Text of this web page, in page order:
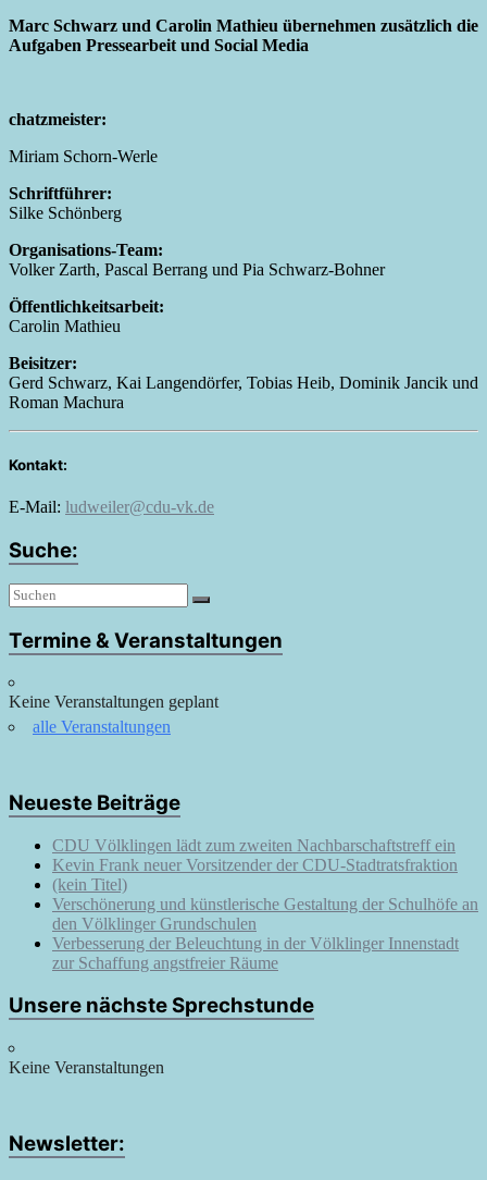
Marc Schwarz und Carolin Mathieu übernehmen zusätzlich die
Aufgaben Pressearbeit und Social Media
chatzmeister:
Miriam Schorn-Werle
Schriftführer:
Silke Schönberg
Organisations-Team:
Volker Zarth, Pascal Berrang und Pia Schwarz-Bohner
Öffentlichkeitsarbeit:
Carolin Mathieu
Beisitzer:
Gerd Schwarz, Kai Langendörfer, Tobias Heib, Dominik Jancik und
Roman Machura
Kontakt:
E-Mail: ludweiler@cdu-vk.de
Suche:
Termine & Veranstaltungen
Keine Veranstaltungen geplant
alle Veranstaltungen
Neueste Beiträge
CDU Völklingen lädt zum zweiten Nachbarschaftstreff ein
Kevin Frank neuer Vorsitzender der CDU-Stadtratsfraktion
(kein Titel)
Verschönerung und künstlerische Gestaltung der Schulhöfe an
den Völklinger Grundschulen
Verbesserung der Beleuchtung in der Völklinger Innenstadt
zur Schaffung angstfreier Räume
Unsere nächste Sprechstunde
Keine Veranstaltungen
Newsletter: